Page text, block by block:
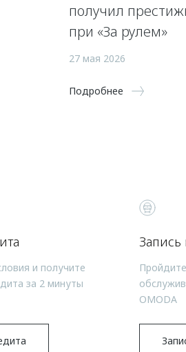
получил
при «За рулем»
27 мая 2026
Подробнее
и получите
за 2 минуты
Запись
OMODA